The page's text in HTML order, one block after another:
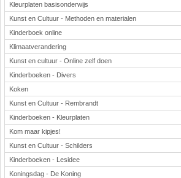
Kleurplaten basisonderwijs
Kunst en Cultuur - Methoden en materialen
Kinderboek online
Klimaatverandering
Kunst en cultuur - Online zelf doen
Kinderboeken - Divers
Koken
Kunst en Cultuur - Rembrandt
Kinderboeken - Kleurplaten
Kom maar kipjes!
Kunst en Cultuur - Schilders
Kinderboeken - Lesidee
Koningsdag - De Koning